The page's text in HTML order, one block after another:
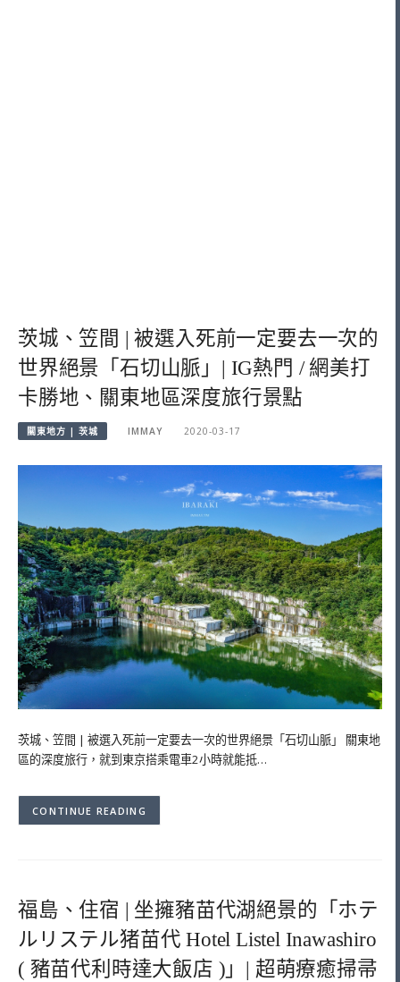
茨城、笠間 | 被選入死前一定要去一次的
世界絕景「石切山脈」| IG熱門 / 網美打
卡勝地、關東地區深度旅行景點
關東地方 | 茨城 IMMAY 2020-03-17
茨城、笠間 | 被選入死前一定要去一次的世界絕景「石切山脈」 關東地
區的深度旅行，就到東京搭乘電車2小時就能抵…
CONTINUE READING
福島、住宿 | 坐擁豬苗代湖絕景的「ホテ
ルリステル猪苗代 Hotel Listel Inawashiro
( 豬苗代利時達大飯店 )」| 超萌療癒掃帚